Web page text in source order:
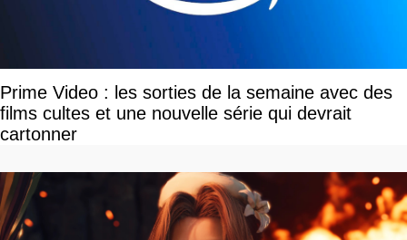
Prime Video : les sorties de la semaine avec des
films cultes et une nouvelle série qui devrait
cartonner